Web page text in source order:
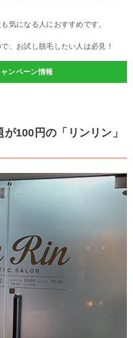
気になる人におすすめです。
、お試し脱毛したい人は必見！
ンペーン情報
100円の「リンリン」